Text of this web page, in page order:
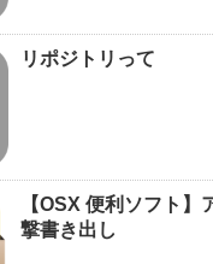
リポジトリって
【OSX 便利ソフト】
撃書き出し